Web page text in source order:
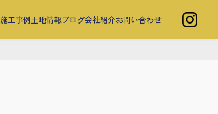
施工事例土地情報ブログ会社紹介お問い合わせ